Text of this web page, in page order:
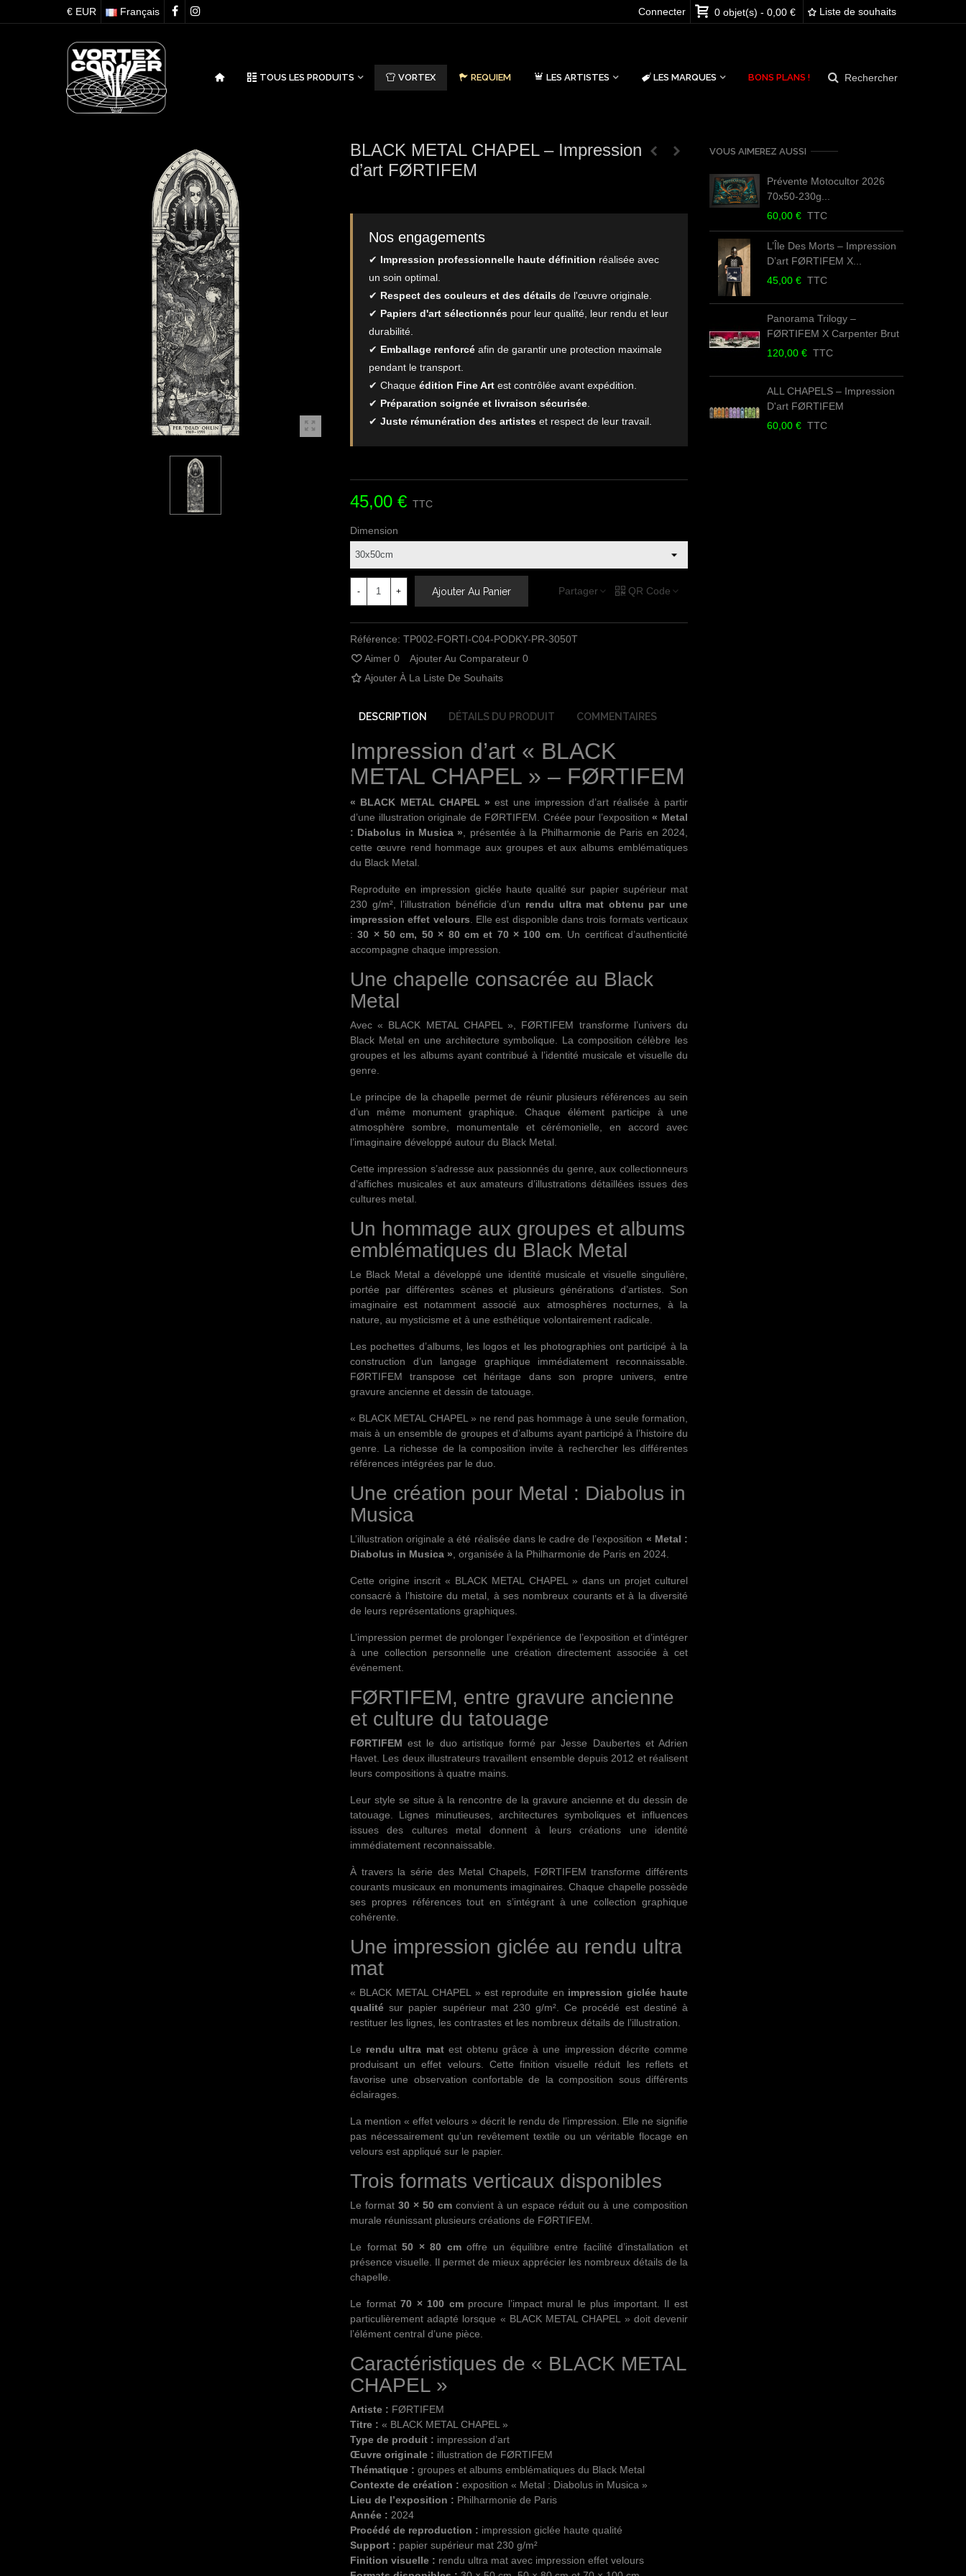
€ EUR Français Connecter 0 objet(s) - 0,00 € Liste de souhaits
TOUS LES PRODUITS VORTEX REQUIEM LES ARTISTES LES MARQUES BONS PLANS ! Rechercher
BLACK METAL CHAPEL – Impression
d’art FØRTIFEM
Nos engagements
✔ Impression professionnelle haute définition réalisée avec
un soin optimal.
✔ Respect des couleurs et des détailsde l'œuvre originale.
✔ Papiers d'art sélectionnéspour leur qualité, leur rendu et leur
durabilité.
✔ Emballage renforcéafin de garantir une protection maximale
pendant le transport.
✔ Chaque édition Fine Artest contrôlée avant expédition.
✔ Préparation soignée et livraison sécurisée.
✔ Juste rémunération des artisteset respect de leur travail.
45,00 € TTC
Dimension
- + Ajouter Au Panier Partager QR Code
Référence: TP002-FORTI-C04-PODKY-PR-3050T
Aimer 0 Ajouter Au Comparateur 0
Ajouter À La Liste De Souhaits
DESCRIPTION DÉTAILS DU PRODUIT COMMENTAIRES
Impression d’art « BLACK
METAL CHAPEL » – FØRTIFEM
« BLACK METAL CHAPEL » est une impression d’art réalisée à partir
d’une illustration originale de FØRTIFEM. Créée pour l’exposition« Metal
: Diabolus in Musica », présentée à la Philharmonie de Paris en 2024,
cette œuvre rend hommage aux groupes et aux albums emblématiques
du Black Metal.
Reproduite en impression giclée haute qualité sur papier supérieur mat
230 g/m², l’illustration bénéficie d’un rendu ultra mat obtenu par une
impression effet velours. Elle est disponible dans trois formats verticaux
:30 × 50 cm, 50 × 80 cm et 70 × 100 cm. Un certificat d’authenticité
accompagne chaque impression.
Une chapelle consacrée au Black
Metal
Avec « BLACK METAL CHAPEL », FØRTIFEM transforme l’univers du
Black Metal en une architecture symbolique. La composition célèbre les
groupes et les albums ayant contribué à l’identité musicale et visuelle du
genre.
Le principe de la chapelle permet de réunir plusieurs références au sein
d’un même monument graphique. Chaque élément participe à une
atmosphère sombre, monumentale et cérémonielle, en accord avec
l’imaginaire développé autour du Black Metal.
Cette impression s’adresse aux passionnés du genre, aux collectionneurs
d’affiches musicales et aux amateurs d’illustrations détaillées issues des
cultures metal.
Un hommage aux groupes et albums
emblématiques du Black Metal
Le Black Metal a développé une identité musicale et visuelle singulière,
portée par différentes scènes et plusieurs générations d’artistes. Son
imaginaire est notamment associé aux atmosphères nocturnes, à la
nature, au mysticisme et à une esthétique volontairement radicale.
Les pochettes d’albums, les logos et les photographies ont participé à la
construction d’un langage graphique immédiatement reconnaissable.
FØRTIFEM transpose cet héritage dans son propre univers, entre
gravure ancienne et dessin de tatouage.
« BLACK METAL CHAPEL » ne rend pas hommage à une seule formation,
mais à un ensemble de groupes et d’albums ayant participé à l’histoire du
genre. La richesse de la composition invite à rechercher les différentes
références intégrées par le duo.
Une création pour Metal : Diabolus in
Musica
L’illustration originale a été réalisée dans le cadre de l’exposition « Metal :
Diabolus in Musica », organisée à la Philharmonie de Paris en 2024.
Cette origine inscrit « BLACK METAL CHAPEL » dans un projet culturel
consacré à l’histoire du metal, à ses nombreux courants et à la diversité
de leurs représentations graphiques.
L’impression permet de prolonger l’expérience de l’exposition et d’intégrer
à une collection personnelle une création directement associée à cet
événement.
FØRTIFEM, entre gravure ancienne
et culture du tatouage
FØRTIFEM est le duo artistique formé par Jesse Daubertes et Adrien
Havet. Les deux illustrateurs travaillent ensemble depuis 2012 et réalisent
leurs compositions à quatre mains.
Leur style se situe à la rencontre de la gravure ancienne et du dessin de
tatouage. Lignes minutieuses, architectures symboliques et influences
issues des cultures metal donnent à leurs créations une identité
immédiatement reconnaissable.
À travers la série des Metal Chapels, FØRTIFEM transforme différents
courants musicaux en monuments imaginaires. Chaque chapelle possède
ses propres références tout en s’intégrant à une collection graphique
cohérente.
Une impression giclée au rendu ultra
mat
« BLACK METAL CHAPEL » est reproduite en impression giclée haute
qualitésur papier supérieur mat 230 g/m². Ce procédé est destiné à
restituer les lignes, les contrastes et les nombreux détails de l’illustration.
Le rendu ultra matest obtenu grâce à une impression décrite comme
produisant un effet velours. Cette finition visuelle réduit les reflets et
favorise une observation confortable de la composition sous différents
éclairages.
La mention « effet velours » décrit le rendu de l’impression. Elle ne signifie
pas nécessairement qu’un revêtement textile ou un véritable flocage en
velours est appliqué sur le papier.
Trois formats verticaux disponibles
Le format 30 × 50 cmconvient à un espace réduit ou à une composition
murale réunissant plusieurs créations de FØRTIFEM.
Le format50 × 80 cmoffre un équilibre entre facilité d’installation et
présence visuelle. Il permet de mieux apprécier les nombreux détails de la
chapelle.
Le format70 × 100 cmprocure l’impact mural le plus important. Il est
particulièrement adapté lorsque « BLACK METAL CHAPEL » doit devenir
l’élément central d’une pièce.
Caractéristiques de « BLACK METAL
CHAPEL »
Artiste : FØRTIFEM
Titre : « BLACK METAL CHAPEL »
Type de produit : impression d’art
Œuvre originale : illustration de FØRTIFEM
Thématique : groupes et albums emblématiques du Black Metal
Contexte de création : exposition « Metal : Diabolus in Musica »
Lieu de l’exposition : Philharmonie de Paris
Année : 2024
Procédé de reproduction : impression giclée haute qualité
Support : papier supérieur mat 230 g/m²
Finition visuelle : rendu ultra mat avec impression effet velours
VOUS AIMEREZ AUSSI
Prévente Motocultor 2026
70x50-230g...
60,00 € TTC
L’Île Des Morts – Impression
D’art FØRTIFEM X...
45,00 € TTC
Panorama Trilogy –
FØRTIFEM X Carpenter Brut
120,00 € TTC
ALL CHAPELS – Impression
D'art FØRTIFEM
60,00 € TTC